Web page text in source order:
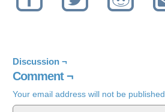
Discussion ¬
Comment ¬
Your email address will not be published.